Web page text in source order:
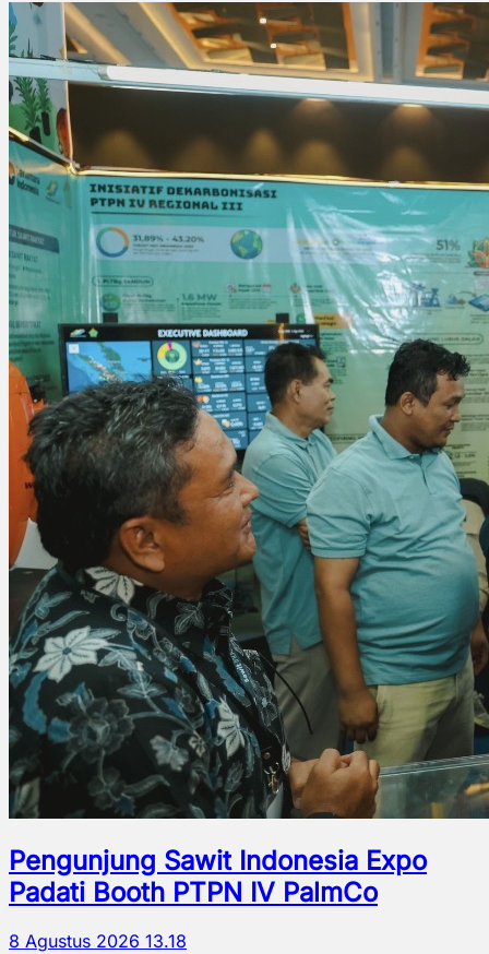
Pengunjung Sawit Indonesia Expo
Padati Booth PTPN IV PalmCo
8 Agustus 2026 13.18